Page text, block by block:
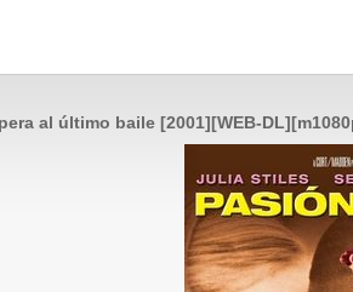
al último baile [2001][WEB-